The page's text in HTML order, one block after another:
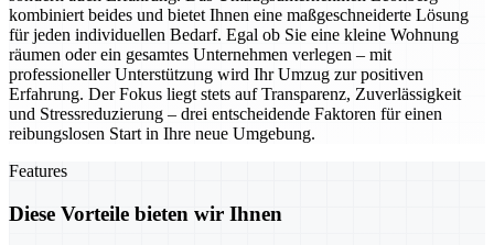
kombiniert beides und bietet Ihnen eine maßgeschneiderte Lösung
für jeden individuellen Bedarf. Egal ob Sie eine kleine Wohnung
räumen oder ein gesamtes Unternehmen verlegen – mit
professioneller Unterstützung wird Ihr Umzug zur positiven
Erfahrung. Der Fokus liegt stets auf Transparenz, Zuverlässigkeit
und Stressreduzierung – drei entscheidende Faktoren für einen
reibungslosen Start in Ihre neue Umgebung.
Features
Diese Vorteile bieten wir Ihnen